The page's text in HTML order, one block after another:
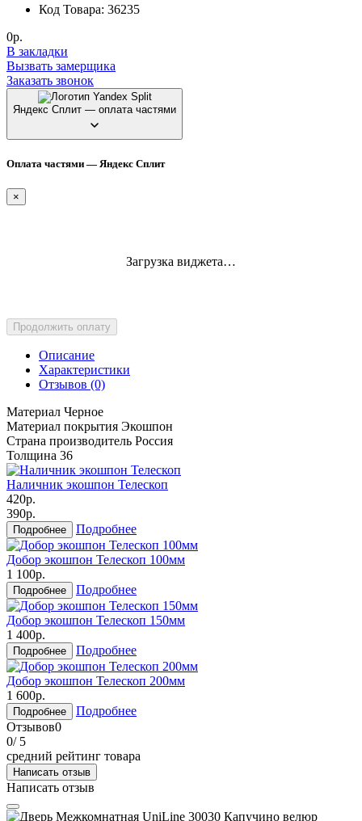
Код Товара: 36235
0р.
В закладки
Вызвать замерщика
Заказать звонок
Яндекс Сплит — оплата частями
Оплата частями — Яндекс Сплит
×
Загрузка виджета…
Продолжить оплату
Описание
Характеристики
Отзывов (0)
Материал Черное
Материал покрытия Экошпон
Страна производитель Россия
Толщина 36
Наличник экошпон Телескоп
420р.
390р.
Подробнее Подробнее
Добор экошпон Телескоп 100мм
1 100р.
Подробнее Подробнее
Добор экошпон Телескоп 150мм
1 400р.
Подробнее Подробнее
Добор экошпон Телескоп 200мм
1 600р.
Подробнее
Подробнее
Отзывов0
0/ 5
средний рейтинг товара
Написать отзыв
Написать отзыв